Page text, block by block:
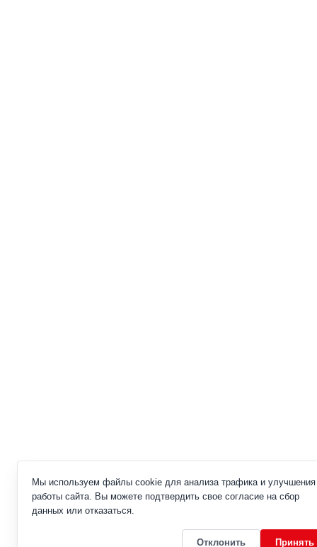
Мы используем файлы cookie для анализа трафика и улучшения
работы сайта. Вы можете подтвердить свое согласие на сбор
данных или отказаться.
Отклонить Принять